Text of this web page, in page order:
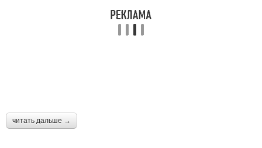
читать дальше →